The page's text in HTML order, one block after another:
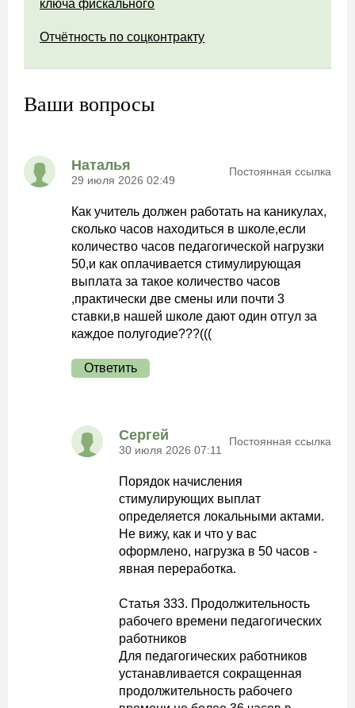
ключа фискального
Отчётность по соцконтракту
Ваши вопросы
Наталья
29 июля 2026 02:49
Постоянная ссылка
Как учитель должен работать на каникулах,
сколько часов находиться в школе,если
количество часов педагогической нагрузки
50,и как оплачивается стимулирующая
выплата за такое количество часов
,практически две смены или почти 3
ставки,в нашей школе дают один отгул за
каждое полугодие???(((
Ответить
Сергей
30 июля 2026 07:11
Постоянная ссылка
Порядок начисления
стимулирующих выплат
определяется локальными актами.
Не вижу, как и что у вас
оформлено, нагрузка в 50 часов -
явная переработка.
Статья 333. Продолжительность
рабочего времени педагогических
работников
Для педагогических работников
устанавливается сокращенная
продолжительность рабочего